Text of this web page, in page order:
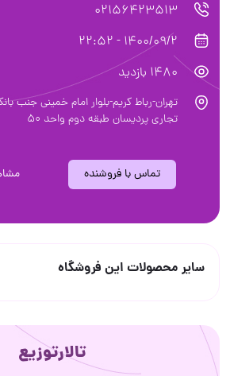
02156423513
1400/09/2 - 22:52
1480 بازدید
تهران-رباط کریم-بلوار امام خمینی جنب
تجاری پردیسان طبقه دوم واحد 50
تماس با فروشنده
سایر محصولات این فروشگاه
تالارتوزیع